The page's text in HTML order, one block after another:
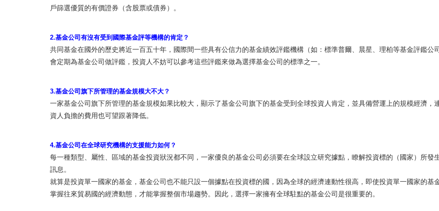
戶篩選優質的有價證券（含股票或債券）。
2.基金公司有沒有受到國際基金評等機構的肯定？
共同基金在國外的歷史將近一百五十年，國際間一些具有公信力的基金績效評鑑機構（如：標準普爾、晨星、理柏等基金評鑑公
會定期為基金公司做評鑑，投資人不妨可以參考這些評鑑來做為選擇基金公司的標準之一。
3.基金公司旗下所管理的基金規模大不大？
一家基金公司旗下所管理的基金規模如果比較大，顯示了基金公司旗下的基金受到全球投資人肯定，並具備營運上的規模經濟，
資人負擔的費用也可望跟著降低。
4.基金公司在全球研究機構的支援能力如何？
每一種類型、屬性、區域的基金投資狀況都不同，一家優良的基金公司必須要在全球設立研究據點，瞭解投資標的（國家）所發
訊息。
就算是投資單一國家的基金，基金公司也不能只設一個據點在投資標的國，因為全球的經濟連動性很高，即使投資單一國家的基
掌握往來貿易國的經濟動態，才能掌握整個市場趨勢。因此，選擇一家擁有全球駐點的基金公司是很重要的。